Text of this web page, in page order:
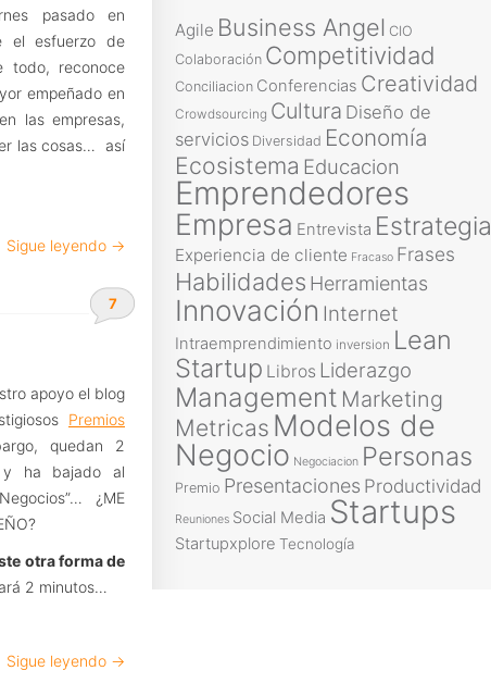
pasado en
el esfuerzo de
todo, reconoce
empeñado en
las empresas,
las cosas… así
Sigue leyendo →
7
apoyo el blog
Premios
quedan 2
y ha bajado al
¿ME
otra forma de
2 minutos…
Sigue leyendo →
Agile Business Angel CIO
Colaboración Competitividad
Conciliacion Conferencias Creatividad
Crowdsourcing Cultura Diseño de
servicios Diversidad Economía
Ecosistema Educacion
Emprendedores
Empresa Entrevista Estrategia
Experiencia de cliente Fracaso Frases
Habilidades Herramientas
Innovación Internet
Intraemprendimiento inversion Lean
Startup Libros Liderazgo
Management Marketing
Metricas Modelos de
Negocio Negociacion Personas
Premio Presentaciones Productividad
Reuniones Social Media Startups
Startupxplore Tecnología